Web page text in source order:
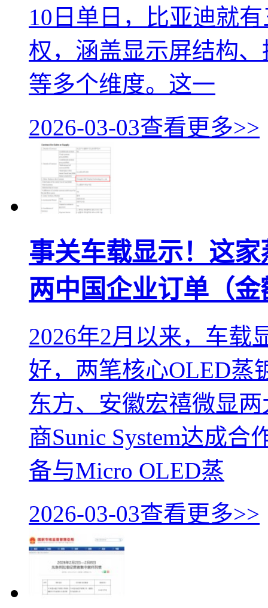
10日单日，比亚迪就
权，涵盖显示屏结构
等多个维度。这一
2026-03-03查看更多>>
事关车载显示！这
两中国企业订单（
2026年2月以来，车载
好，两笔核心OLED蒸
东方、安徽宏禧微显
商Sunic System达成
备与Micro OLED蒸
2026-03-03查看更多>>